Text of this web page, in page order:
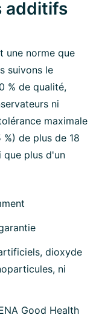
additifs
une norme que
suivons le
% de qualité,
ni
maximale
de plus de 18
que plus d'un
dioxyde
ni
Good Health